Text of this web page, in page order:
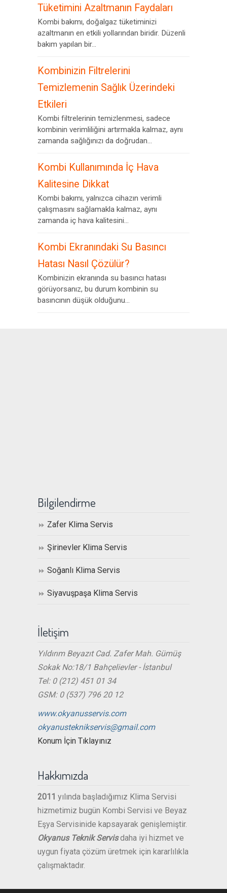
Tüketimini Azaltmanın Faydaları
Kombi bakımı, doğalgaz tüketiminizi
azaltmanın en etkili yollarından biridir. Düzenli
bakım yapılan bir...
Kombinizin Filtrelerini
Temizlemenin Sağlık Üzerindeki
Etkileri
Kombi filtrelerinin temizlenmesi, sadece
kombinin verimliliğini artırmakla kalmaz, aynı
zamanda sağlığınızı da doğrudan...
Kombi Kullanımında İç Hava
Kalitesine Dikkat
Kombi bakımı, yalnızca cihazın verimli
çalışmasını sağlamakla kalmaz, aynı
zamanda iç hava kalitesini...
Kombi Ekranındaki Su Basıncı
Hatası Nasıl Çözülür?
Kombinizin ekranında su basıncı hatası
görüyorsanız, bu durum kombinin su
basıncının düşük olduğunu...
Bilgilendirme
Zafer Klima Servis
Şirinevler Klima Servis
Soğanlı Klima Servis
Siyavuşpaşa Klima Servis
İletişim
Yıldırım Beyazıt Cad. Zafer Mah. Gümüş
Sokak No:18/1 Bahçelievler - İstanbul
Tel: 0 (212) 451 01 34
GSM: 0 (537) 796 20 12
www.okyanusservis.com
okyanusteknikservis@gmail.com
Konum İçin Tıklayınız
Hakkımızda
2011 yılında başladığımız Klima Servisi
hizmetimiz bugün Kombi Servisi ve Beyaz
Eşya Servisinide kapsayarak genişlemiştir.
Okyanus Teknik Servisdaha iyi hizmet ve
uygun fiyata çözüm üretmek için kararlılıkla
çalışmaktadır.